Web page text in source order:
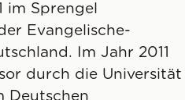
im Sprengel
Evangelische-
Im Jahr 2011
durch die Universität
Deutschen